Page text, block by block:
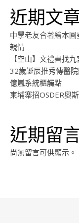
近期文
中學老友合著繪本
親情
【空山】文禮書找
32歲誕辰推秀傳醫
億嵐系統櫃觸點
柬埔寨招OSDER奧
近期留
尚無留言可供顯示。